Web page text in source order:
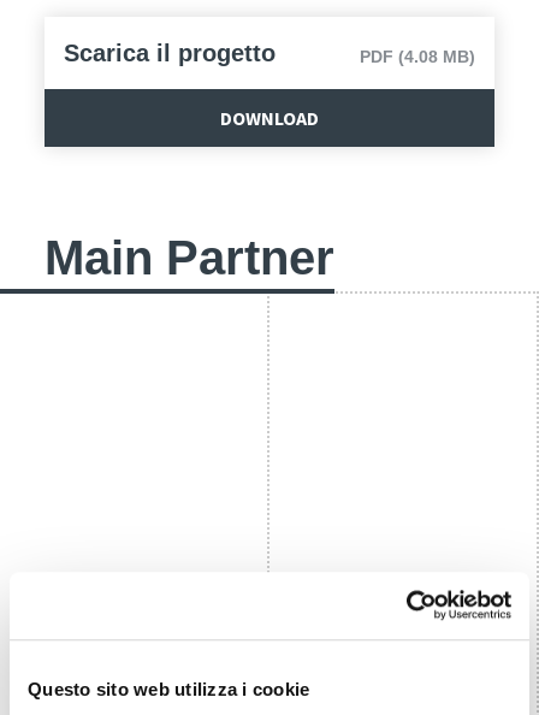
Questo sito web utilizza i cookie
Scarica il progetto PDF (4.08 MB)
DOWNLOAD
Main Partner